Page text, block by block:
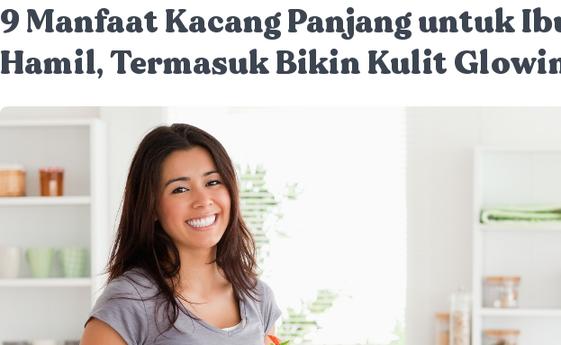
9 Manfaat Kacang Panjang untuk
Hamil, Termasuk Bikin Kulit